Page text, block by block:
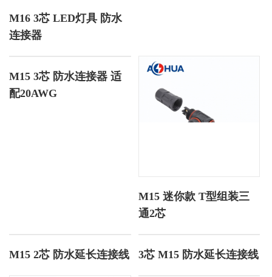
M16 3芯 LED灯具 防水
连接器
M15 3芯 防水连接器 适
配20AWG
M15 迷你款 T型组装三
通2芯
M15 2芯 防水延长连接线 3芯 M15 防水延长连接线